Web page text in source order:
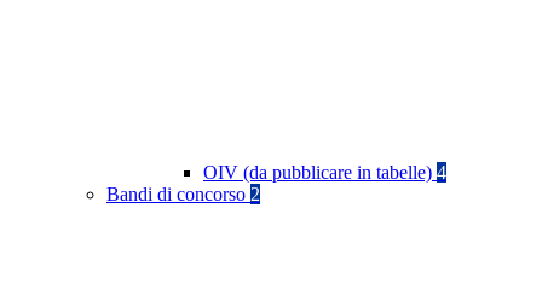
OIV (da pubblicare in tabelle) 4
Bandi di concorso 2